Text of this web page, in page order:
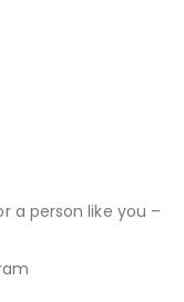
a person like you –